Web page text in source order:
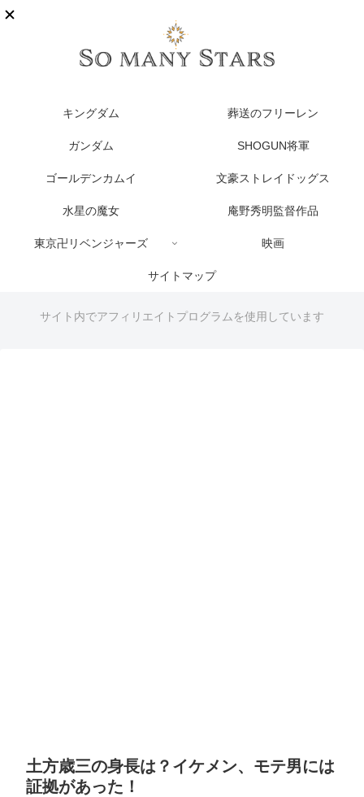
キングダム 葬送のフリーレン
ガンダム SHOGUN将軍
ゴールデンカムイ 文豪ストレイドッグス
水星の魔女 庵野秀明監督作品
東京卍リベンジャーズ 映画
サイトマップ
サイト内でアフィリエイトプログラムを使用しています
土方歳三の身長は？イケメン、モテ男には
証拠があった！